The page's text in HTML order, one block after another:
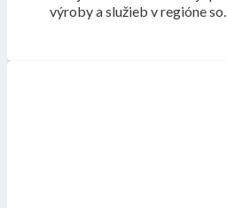
výroby a služieb v regióne so…